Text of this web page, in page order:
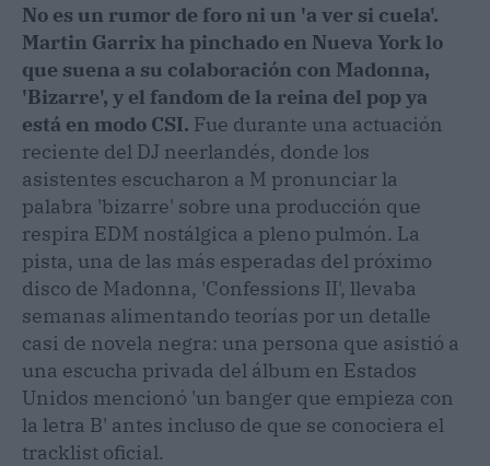
No es un rumor de foro ni un 'a ver si cuela'.
Martin Garrix ha pinchado en Nueva York lo
que suena a su colaboración con Madonna,
'Bizarre', y el fandom de la reina del pop ya
está en modo CSI. Fue durante una actuación
reciente del DJ neerlandés, donde los
asistentes escucharon a M pronunciar la
palabra 'bizarre' sobre una producción que
respira EDM nostálgica a pleno pulmón. La
pista, una de las más esperadas del próximo
disco de Madonna, 'Confessions II', llevaba
semanas alimentando teorías por un detalle
casi de novela negra: una persona que asistió a
una escucha privada del álbum en Estados
Unidos mencionó 'un banger que empieza con
la letra B' antes incluso de que se conociera el
tracklist oficial.